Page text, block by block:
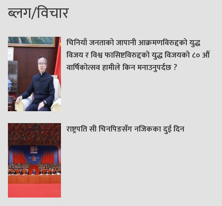
ब्लग/विचार
चिनियाँ जनताको जापानी आक्रमणविरुद्दको युद्ध
विजय र विश्व फासिष्टविरुद्दको युद्ध विजयको ८० औं
वार्षिकोत्सव हामीले किन मनाउनुपर्दछ ?
राष्ट्रपति सी चिनपिङसँग नजिकका दुई दिन